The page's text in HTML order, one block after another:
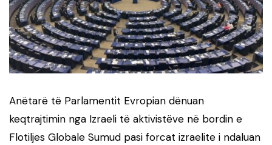
Anëtarë të Parlamentit Evropian dënuan
keqtrajtimin nga Izraeli të aktivistëve në bordin e
Flotiljes Globale Sumud pasi forcat izraelite i ndaluan